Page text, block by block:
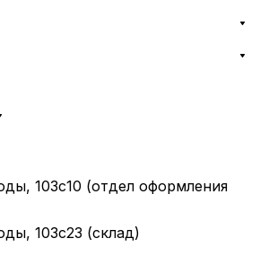
103с10 (отдел оформления
103с23 (склад)